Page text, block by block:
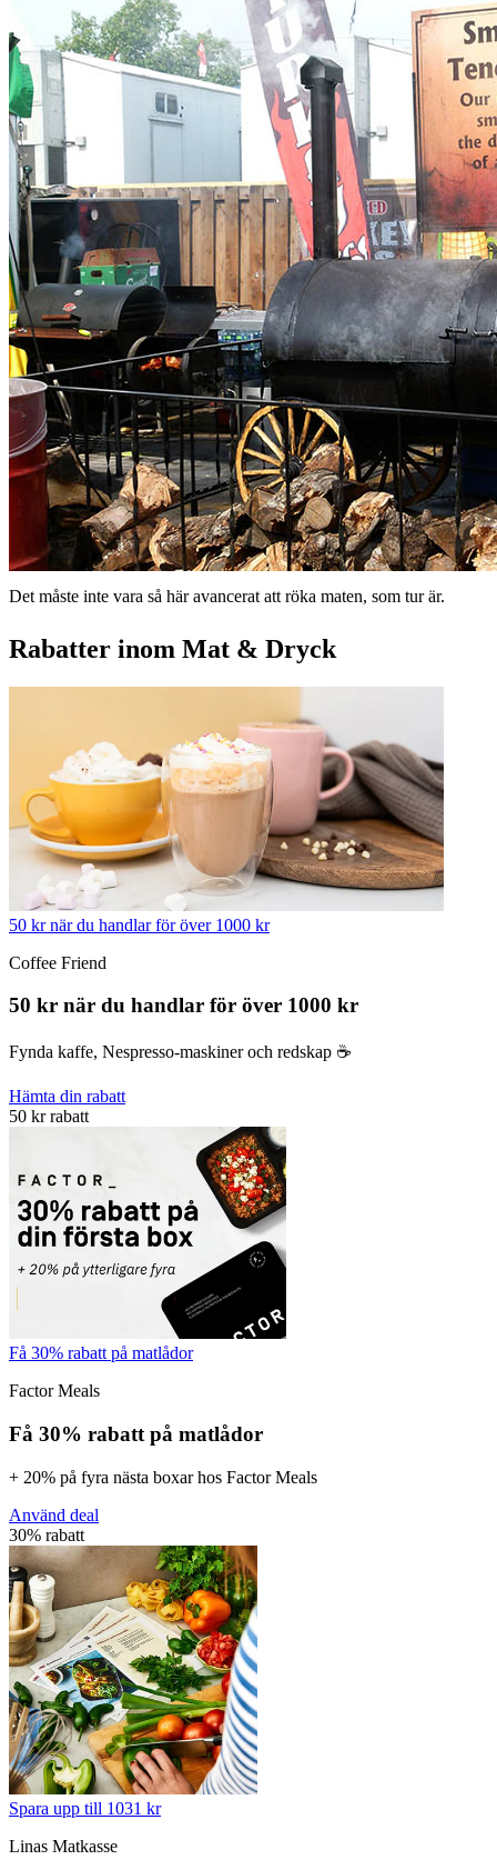
Det måste inte vara så här avancerat att röka maten, som tur är.
Rabatter inom Mat & Dryck
50 kr när du handlar för över 1000 kr
Coffee Friend
50 kr när du handlar för över 1000 kr
Fynda kaffe, Nespresso-maskiner och redskap ☕️
Hämta din rabatt
50 kr rabatt
Få 30% rabatt på matlådor
Factor Meals
Få 30% rabatt på matlådor
+ 20% på fyra nästa boxar hos Factor Meals
Använd deal
30% rabatt
Spara upp till 1031 kr
Linas Matkasse